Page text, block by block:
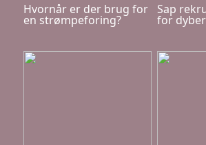
Hvornår er der brug for
en strømpeforing?
Sap
for